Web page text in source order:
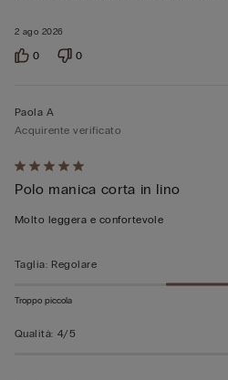
2 ago 2026
0 0
Valutato
5
su
Paola A
Acquirente verificato
Polo manica corta in lino
Molto leggera e confortevole
Taglia: Regolare
Troppo piccola
Qualità: 4/5